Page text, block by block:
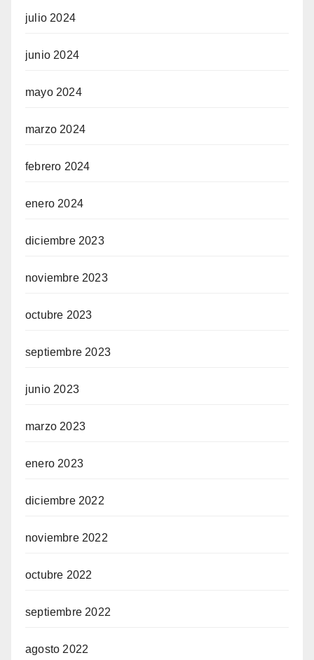
julio 2024
junio 2024
mayo 2024
marzo 2024
febrero 2024
enero 2024
diciembre 2023
noviembre 2023
octubre 2023
septiembre 2023
junio 2023
marzo 2023
enero 2023
diciembre 2022
noviembre 2022
octubre 2022
septiembre 2022
agosto 2022